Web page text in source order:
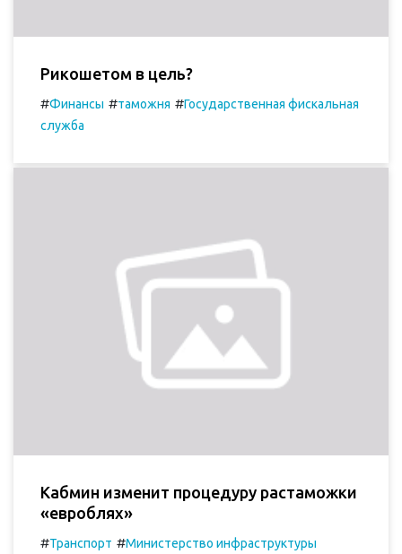
Рикошетом в цель?
#Финансы #таможня #Государственная фискальная
служба
Кабмин изменит процедуру растаможки
«евроблях»
#Транспорт #Министерство инфраструктуры